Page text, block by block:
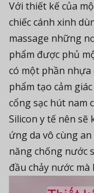
Với thiết kế của
chiếc cánh xinh
massage những
phẩm được phủ
có một phần nhựa
phẩm tạo cảm
cổng sạc hút nam
Silicon y tế nên
ứng da vô cùng
năng chống nước
đầu chảy nước